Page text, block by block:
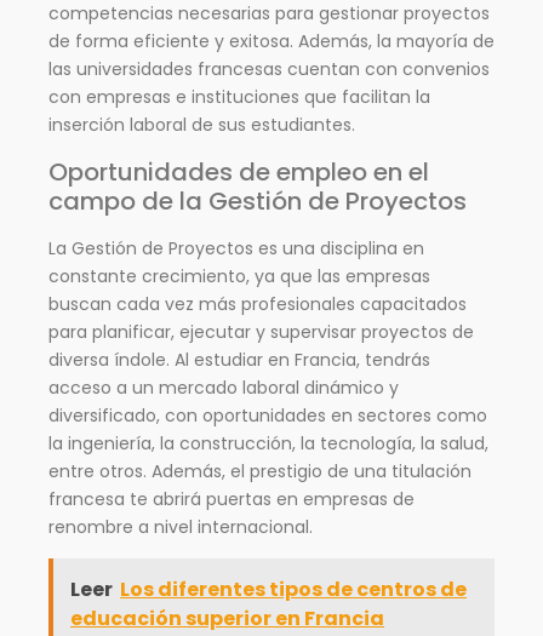
competencias necesarias para gestionar proyectos
de forma eficiente y exitosa. Además, la mayoría de
las universidades francesas cuentan con convenios
con empresas e instituciones que facilitan la
inserción laboral de sus estudiantes.
Oportunidades de empleo en el
campo de la Gestión de Proyectos
La Gestión de Proyectos es una disciplina en
constante crecimiento, ya que las empresas
buscan cada vez más profesionales capacitados
para planificar, ejecutar y supervisar proyectos de
diversa índole. Al estudiar en Francia, tendrás
acceso a un mercado laboral dinámico y
diversificado, con oportunidades en sectores como
la ingeniería, la construcción, la tecnología, la salud,
entre otros. Además, el prestigio de una titulación
francesa te abrirá puertas en empresas de
renombre a nivel internacional.
Leer Los diferentes tipos de centros de
educación superior en Francia